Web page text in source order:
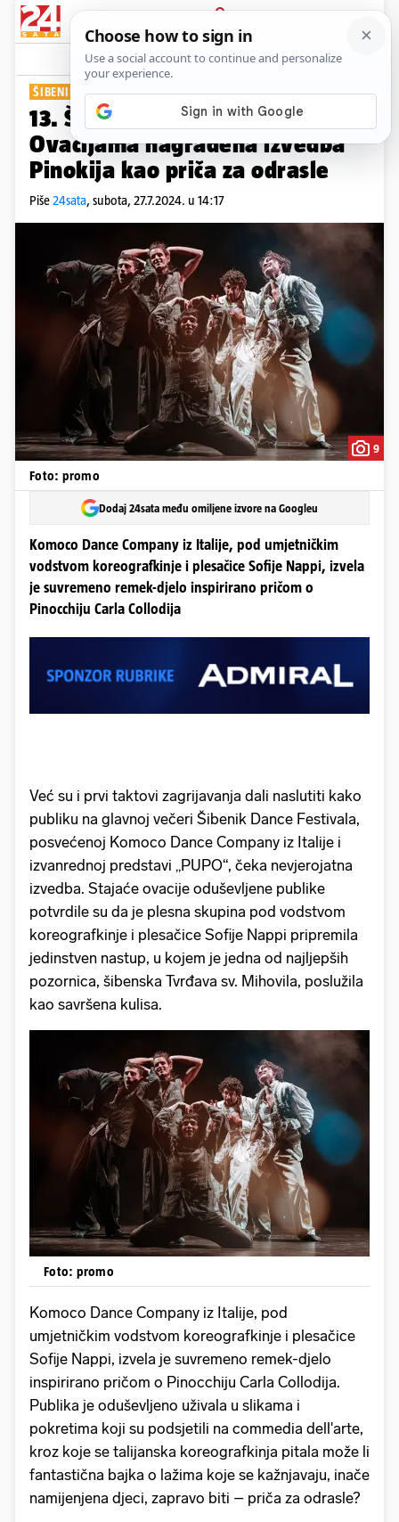
PRIJAVA
Show Komentari
ŠIBENIK JE POSTAO POZORNICA
13. Šibenik Dance Festival:
Ovacijama nagrađena izvedba
Pinokija kao priča za odrasle
Piše24sata, subota, 27.7.2024. u 14:17
9
Foto: promo
Dodaj 24sata među omiljene izvore na Googleu
Komoco Dance Company iz Italije, pod umjetničkim
vodstvom koreografkinje i plesačice Sofije Nappi, izvela
je suvremeno remek-djelo inspirirano pričom o
Pinocchiju Carla Collodija
Već su i prvi taktovi zagrijavanja dali naslutiti kako
publiku na glavnoj večeri Šibenik Dance Festivala,
posvećenoj Komoco Dance Company iz Italije i
izvanrednoj predstavi „PUPO“, čeka nevjerojatna
izvedba. Stajaće ovacije oduševljene publike
potvrdile su da je plesna skupina pod vodstvom
koreografkinje i plesačice Sofije Nappi pripremila
jedinstven nastup, u kojem je jedna od najljepših
pozornica, šibenska Tvrđava sv. Mihovila, poslužila
kao savršena kulisa.
Foto: promo
Komoco Dance Company iz Italije, pod
umjetničkim vodstvom koreografkinje i plesačice
Sofije Nappi, izvela je suvremeno remek-djelo
inspirirano pričom o Pinocchiju Carla Collodija.
Publika je oduševljeno uživala u slikama i
pokretima koji su podsjetili na commedia dell'arte,
kroz koje se talijanska koreografkinja pitala može li
fantastična bajka o lažima koje se kažnjavaju, inače
namijenjena djeci, zapravo biti – priča za odrasle?